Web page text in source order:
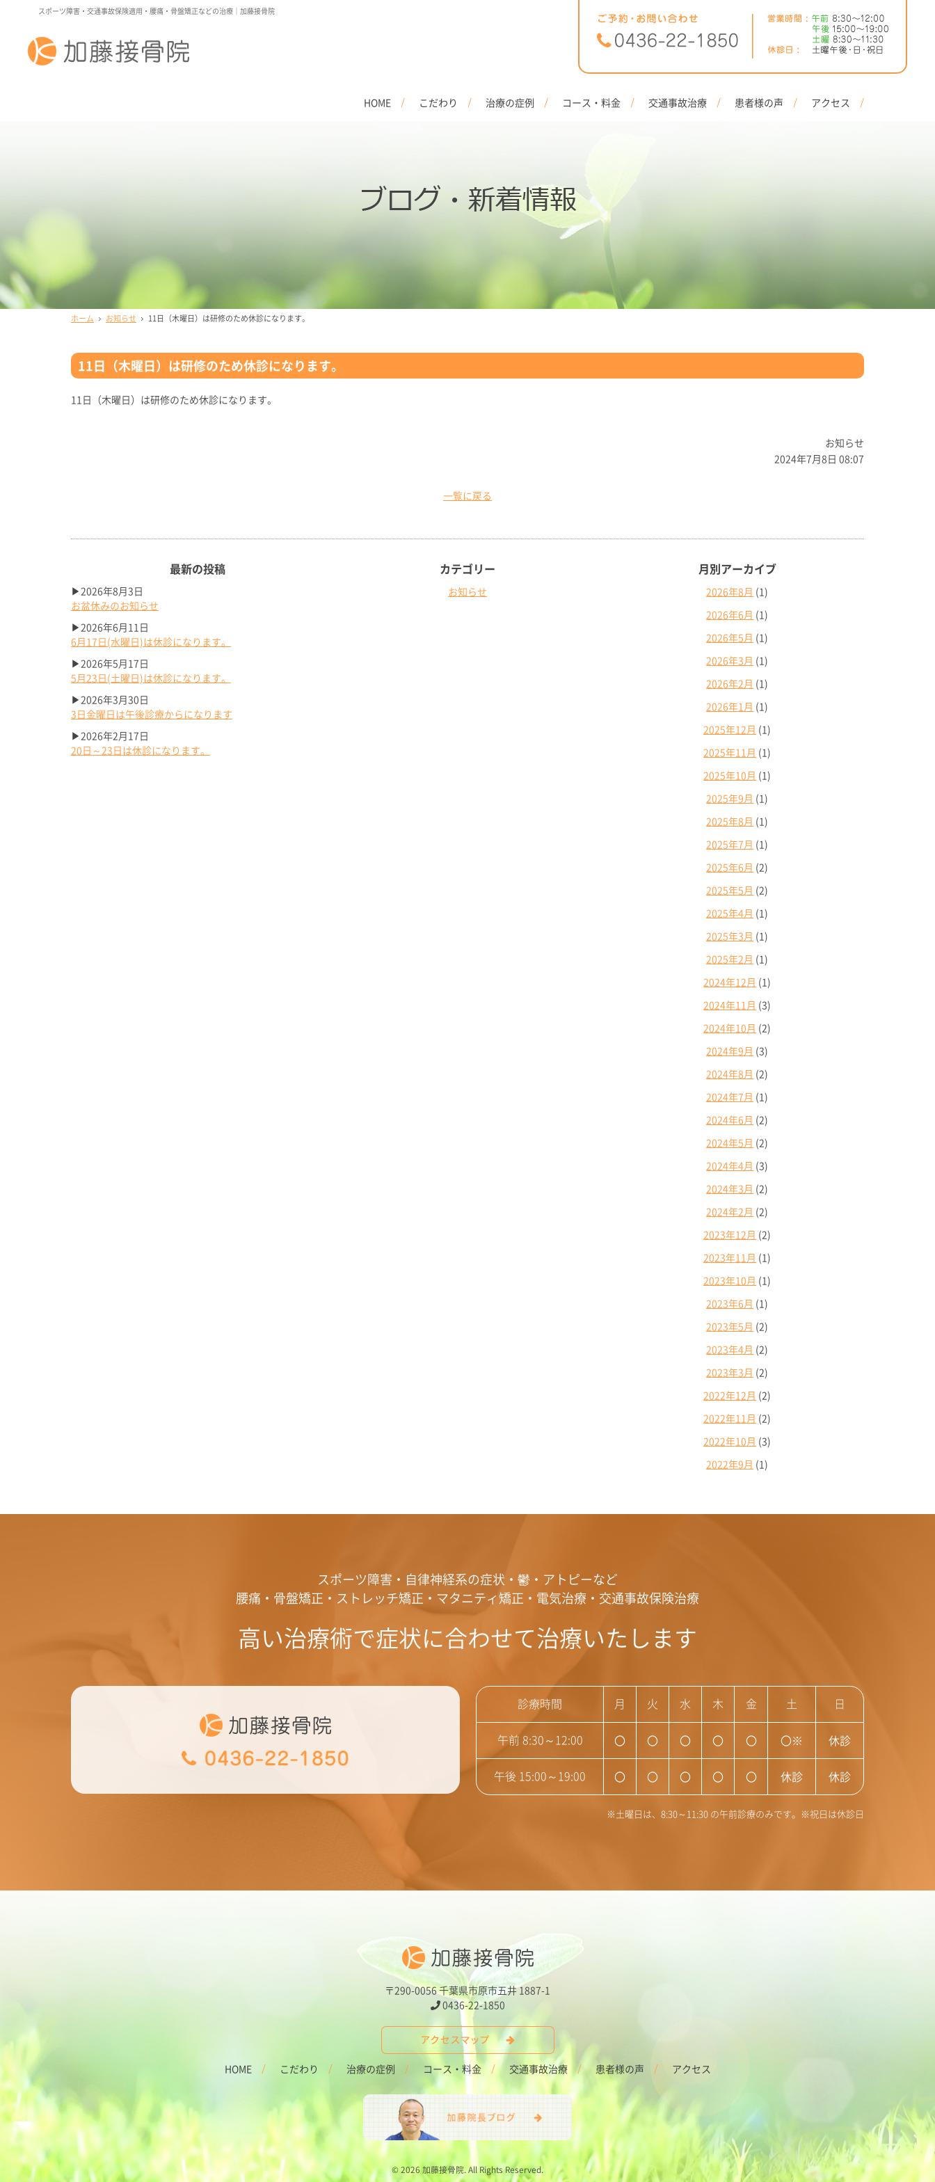
スポーツ障害・交通事故保険適用・腰痛・骨盤矯正などの治療｜加藤接骨院
HOME こだわり 治療の症例 コース・料金 交通事故治療 患者様の声 アクセス
ホーム お知らせ 11日（木曜日）は研修のため休診になります。
11日（木曜日）は研修のため休診になります。
11日（木曜日）は研修のため休診になります。
お知らせ
2024年7月8日 08:07
一覧に戻る
最新の投稿
▶2026年8月3日
お盆休みのお知らせ
▶2026年6月11日
6月17日(水曜日)は休診になります。
▶2026年5月17日
5月23日(土曜日)は休診になります。
▶2026年3月30日
3日金曜日は午後診療からになります
▶2026年2月17日
20日～23日は休診になります。
カテゴリー
お知らせ
月別アーカイブ
2026年8月 (1)
2026年6月 (1)
2026年5月 (1)
2026年3月 (1)
2026年2月 (1)
2026年1月 (1)
2025年12月 (1)
2025年11月 (1)
2025年10月 (1)
2025年9月 (1)
2025年8月 (1)
2025年7月 (1)
2025年6月 (2)
2025年5月 (2)
2025年4月 (1)
2025年3月 (1)
2025年2月 (1)
2024年12月 (1)
2024年11月 (3)
2024年10月 (2)
2024年9月 (3)
2024年8月 (2)
2024年7月 (1)
2024年6月 (2)
2024年5月 (2)
2024年4月 (3)
2024年3月 (2)
2024年2月 (2)
2023年12月 (2)
2023年11月 (1)
2023年10月 (1)
2023年6月 (1)
2023年5月 (2)
2023年4月 (2)
2023年3月 (2)
2022年12月 (2)
2022年11月 (2)
2022年10月 (3)
2022年9月 (1)
スポーツ障害・自律神経系の症状・鬱・アトピーなど
腰痛・骨盤矯正・ストレッチ矯正・マタニティ矯正・電気治療・交通事故保険治療
高い治療術で症状に合わせて治療いたします
診療時間 月 火 水 木 金 土 日
午前 8:30～12:00 〇 〇 〇 〇 〇 〇※ 休診
午後 15:00～19:00 〇 〇 〇 〇 〇 休診 休診
※土曜日は、8:30～11:30 の午前診療のみです。※祝日は休診日
〒290-0056 千葉県市原市五井 1887-1
0436-22-1850
HOME こだわり 治療の症例 コース・料金 交通事故治療 患者様の声 アクセス
©2026 加藤接骨院. All Rights Reserved.